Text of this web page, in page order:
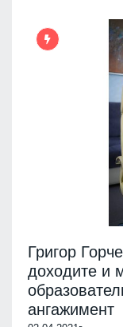
Григор
доходите и
ангажимент